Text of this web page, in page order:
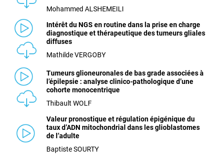
Mohammed ALSHEMEILI
Intérêt du NGS en routine dans la prise en charge
diagnostique et thérapeutique des tumeurs gliales
diffuses
Mathilde VERGOBY
Tumeurs glioneuronales de bas grade associées à
l’épilepsie : analyse clinico-pathologique d’une
cohorte monocentrique
Thibault WOLF
Valeur pronostique et régulation épigénique du
taux d’ADN mitochondrial dans les glioblastomes
de l’adulte
Baptiste SOURTY